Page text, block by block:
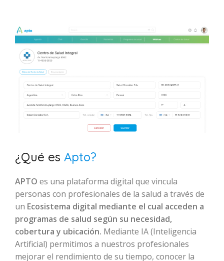
¿Qué es Apto?
APTO es una plataforma digital que vincula
personas con profesionales de la salud a través de
un Ecosistema digital mediante el cual acceden a
programas de salud según su necesidad,
cobertura y ubicación. Mediante IA (Inteligencia
Artificial) permitimos a nuestros profesionales
mejorar el rendimiento de su tiempo, conocer la